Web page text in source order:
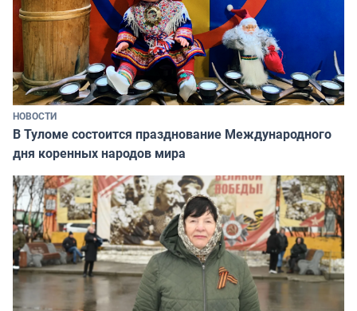
НОВОСТИ
В Туломе состоится празднование Международного
дня коренных народов мира